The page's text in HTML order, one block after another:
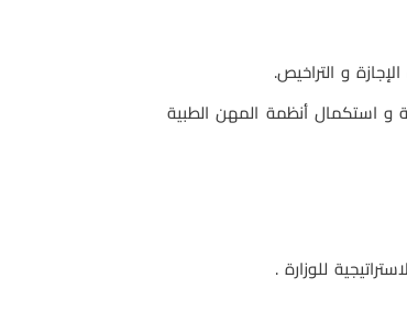
و استكمال أنظمة المهن الطبية
للوزارة .